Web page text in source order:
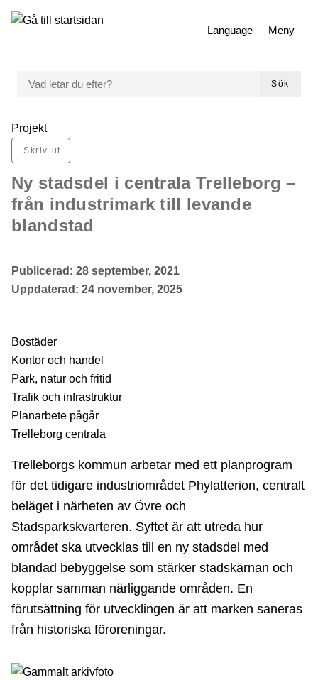
Gå till innehåll
till huvudmeny
Language
Meny
Sök
Du är här:
Projekt
Skriv ut
Ny stadsdel i centrala Trelleborg –
från industrimark till levande
blandstad
Publicerad: 28 september, 2021
Uppdaterad: 24 november, 2025
Bostäder
Kontor och handel
Park, natur och fritid
Trafik och infrastruktur
Planarbete pågår
Trelleborg centrala
Trelleborgs kommun arbetar med ett planprogram
för det tidigare industriområdet Phylatterion, centralt
beläget i närheten av Övre och
Stadsparkskvarteren. Syftet är att utreda hur
området ska utvecklas till en ny stadsdel med
blandad bebyggelse som stärker stadskärnan och
kopplar samman närliggande områden. En
förutsättning för utvecklingen är att marken saneras
från historiska föroreningar.